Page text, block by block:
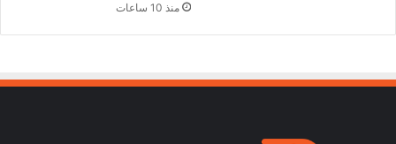
منذ 10 ساعات